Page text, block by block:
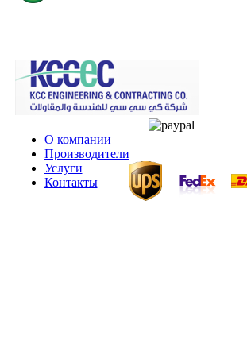
О компании
Производители
Услуги
Контакты